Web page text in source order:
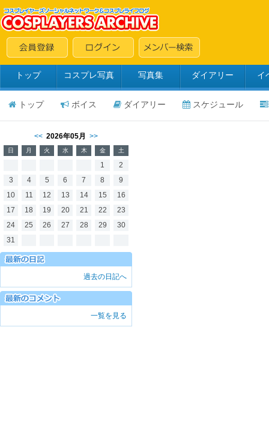
トップ コスプレ写真 写真集 ダイアリー イ
トップ ボイス ダイアリー スケジュール
<< 2026年05月 >>
日 月 火 水 木 金 土
1
2
3
4 5 6 7 8
9
10
11 12 13 14 15
16
17
18 19 20 21 22
23
24
25 26 27 28 29
30
31
過去の日記へ
一覧を見る